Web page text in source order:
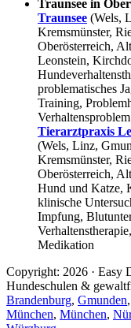
Traunsee in
Traunsee (Wels,
Kremsmünster,
Oberösterreich,
Leonstein,
problematisches
Training,
Verhaltensproblem
Tierarztpraxis
(Wels, Linz,
Kremsmünster,
Oberösterreich,
Hund und Katze,
klinische
Impfung,
Medikation
Copyright: 2026 · Easy
Hundeschulen &
Brandenburg, Gmunden,
München, München,